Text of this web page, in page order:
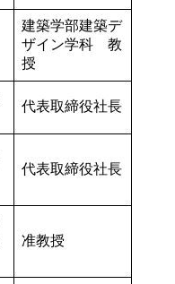
建築学部建築デ
ザイン学科 教
授
代表取締役社長
代表取締役社長
准教授